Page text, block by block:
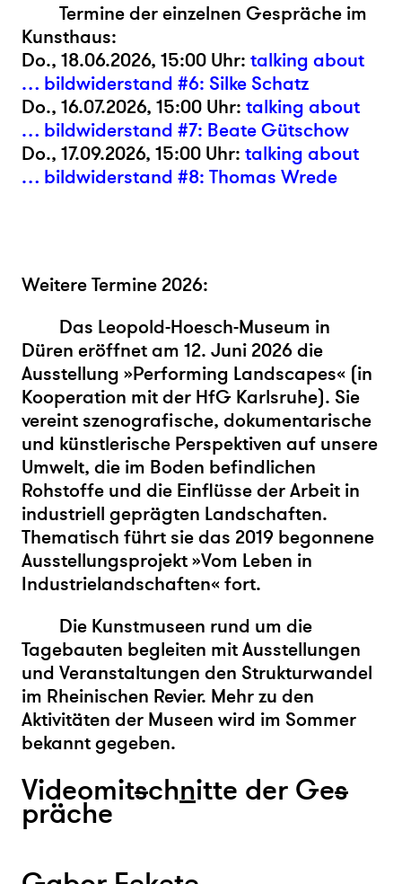
Termine der einzelnen Gespräche im
Kunsthaus:
Do., 18.06.2026, 15:00 Uhr: talking about
… bildwiderstand #6: Silke Schatz
Do., 16.07.2026, 15:00 Uhr: talking about
… bildwiderstand #7: Beate Gütschow
Do., 17.09.2026, 15:00 Uhr: talking about
… bildwiderstand #8: Thomas Wrede
Weitere Termine 2026:
Das Leopold-Hoesch-Museum in
Düren eröffnet am 12. Juni 2026 die
Ausstellung »Performing Landscapes« (in
Kooperation mit der HfG Karlsruhe). Sie
vereint szenografische, dokumentarische
und künstlerische Perspektiven auf unsere
Umwelt, die im Boden befindlichen
Rohstoffe und die Einflüsse der Arbeit in
industriell geprägten Landschaften.
Thematisch führt sie das 2019 begonnene
Ausstellungsprojekt »Vom Leben in
Industrielandschaften« fort.
Die Kunstmuseen rund um die
Tagebauten begleiten mit Ausstellungen
und Veranstaltungen den Strukturwandel
im Rheinischen Revier. Mehr zu den
Aktivitäten der Museen wird im Sommer
bekannt gegeben.
Videomitschnitte der Ges
präche